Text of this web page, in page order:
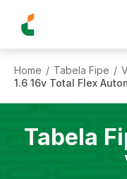
Home / Tabela Fipe /
1.6 16v Total Flex
Tabela